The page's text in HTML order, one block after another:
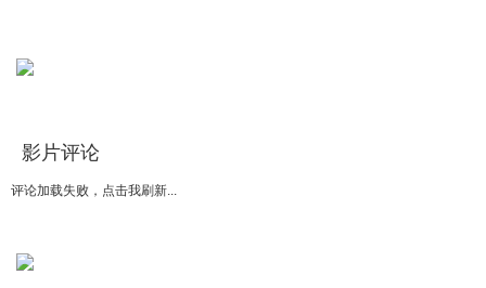
影片评论
评论加载失败，点击我刷新...